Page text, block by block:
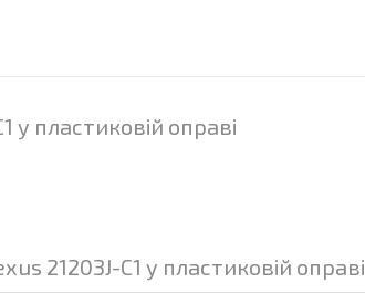
у пластиковій оправі
21203J-C1 у пластиковій оправі